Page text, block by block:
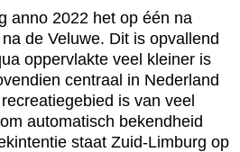
anno 2022 het op één na
de Veluwe. Dit is opvallend
oppervlakte veel kleiner is
centraal in Nederland
is van veel
automatisch bekendheid
staat Zuid-Limburg op